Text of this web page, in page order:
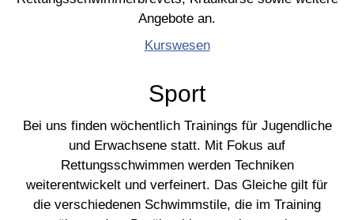
Angebote an.
Kurswesen
Sport
Bei uns finden wöchentlich Trainings für Jugendliche
und Erwachsene statt. Mit Fokus auf
Rettungsschwimmen werden Techniken
weiterentwickelt und verfeinert. Das Gleiche gilt für
die verschiedenen Schwimmstile, die im Training